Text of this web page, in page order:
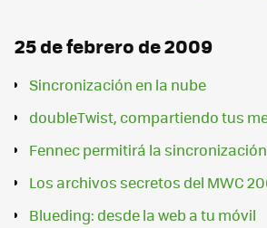
25 de febrero de 2009
Sincronización en la nube
doubleTwist, compartiendo tus
Fennec permitirá la
Los archivos secretos del MWC
Blueding: desde la web a tu móvil